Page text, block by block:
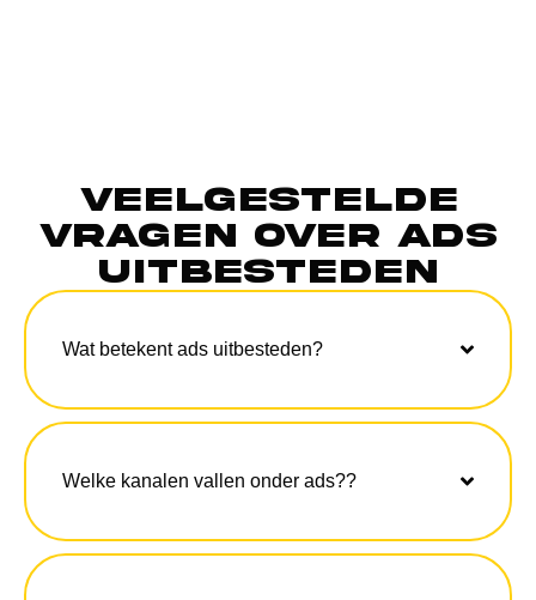
Veelgestelde
vragen over ads
uitbesteden
Wat betekent ads uitbesteden?
Welke kanalen vallen onder ads??